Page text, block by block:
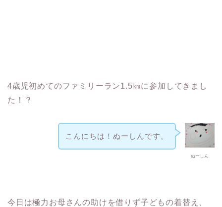
4歳児初めてのファミリーラン1.5㎞に参加してきまし
た！？
ぬーしん
こんにちは！ぬーしんです。
今日は極力お母さんの助けを借りず子どもの着替え、